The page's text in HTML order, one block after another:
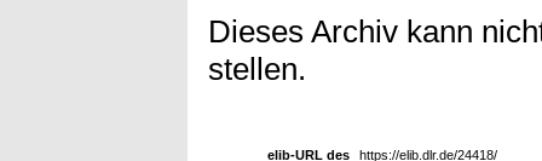
Dieses Archiv kann
stellen.
elib-URL des
https://elib.dlr.de/24418/